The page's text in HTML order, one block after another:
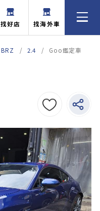
找好店 找海外車
BRZ 2.4 Goo鑑定車